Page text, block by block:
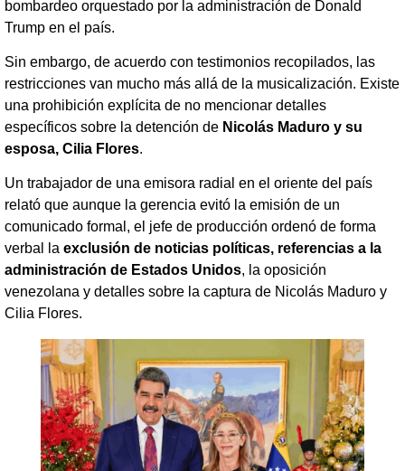
bombardeo orquestado por la administración de Donald
Trump en el país.
Sin embargo, de acuerdo con testimonios recopilados, las
restricciones van mucho más allá de la musicalización. Existe
una prohibición explícita de no mencionar detalles
específicos sobre la detención de Nicolás Maduro y su
esposa, Cilia Flores.
Un trabajador de una emisora radial en el oriente del país
relató que aunque la gerencia evitó la emisión de un
comunicado formal, el jefe de producción ordenó de forma
verbal la exclusión de noticias políticas, referencias a la
administración de Estados Unidos, la oposición
venezolana y detalles sobre la captura de Nicolás Maduro y
Cilia Flores.